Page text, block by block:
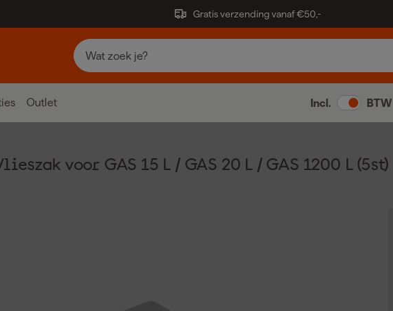
Gratis verzending vanaf €50,-
Outlet Incl. BTW
voor GAS 15 L / GAS 20 L / GAS 1200 L (5st)